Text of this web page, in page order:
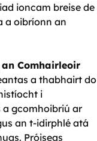
ioncam breise de
a oibríonn an
Comhairleoir
a thabhairt do
i
a gcomhoibriú ar
an t-idirphlé atá
Próiseas